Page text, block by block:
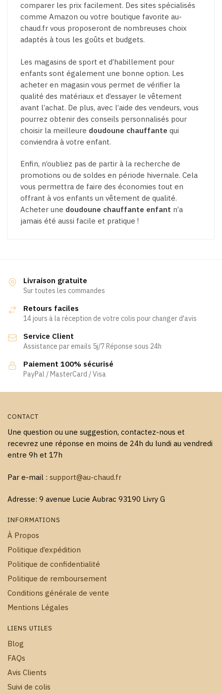
comparer les prix facilement. Des sites spécialisés
comme Amazon ou votre boutique favorite au-
chaud.fr vous proposeront de nombreuses choix
adaptés à tous les goûts et budgets.
Les magasins de sport et d’habillement pour
enfants sont également une bonne option. Les
acheter en magasin vous permet de vérifier la
qualité des matériaux et d’essayer le vêtement
avant l’achat. De plus, avec l’aide des vendeurs, vous
pourrez obtenir des conseils personnalisés pour
choisir la meilleure doudoune chauffante qui
conviendra à votre enfant.
Enfin, n’oubliez pas de partir à la recherche de
promotions ou de soldes en période hivernale. Cela
vous permettra de faire des économies tout en
offrant à vos enfants un vêtement de qualité.
Acheter une doudoune chauffante enfant n’a
jamais été aussi facile et pratique !
Livraison gratuite
Sur toutes les commandes
Retours faciles
14 jours à la réception de votre colis pour changer d'avis
Service Client
Assistance par emails 5j/7 Réponse sous 24h
Paiement 100% sécurisé
PayPal / MasterCard / Visa
CONTACT
Une question ou une suggestion, contactez-nous et
recevrez une réponse en moins de 24h du lundi au vendredi
entre 9h et 17h
Par e-mail : support@au-chaud.fr
Adresse: 9 avenue Lucie Aubrac 93190 Livry G
INFORMATIONS
À Propos
Politique d’expédition
Politique de confidentialité
Politique de remboursement
Conditions générale de vente
Mentions Légales
LIENS UTILES
Blog
FAQs
Avis Clients
Suivi de colis